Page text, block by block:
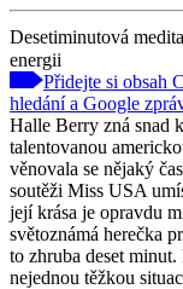
Desetiminutová
energii
Přidejte si obsah
hledání a Google
Halle Berry zná snad
talentovanou
věnovala se nějaký
soutěži Miss USA
její krása je opravdu
světoznámá herečka
to zhruba deset
nejednou těžkou